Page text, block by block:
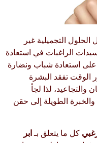
التجميلية غير
الراغبات في استعادة
استعادة شباب ونضارة
الوقت تفقد البشرة
والتجاعيد، لذا لجأ
والخبرة الطويلة إلى حقن
كل ما يتعلق بـابر